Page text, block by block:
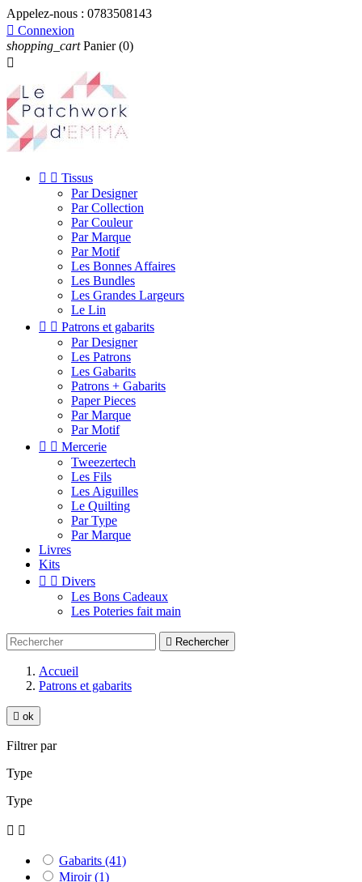
Appelez-nous : 0783508143
 Connexion
shopping_cart Panier (0)

  Tissus
Par Designer
Par Collection
Par Couleur
Par Marque
Par Motif
Les Bonnes Affaires
Les Bundles
Les Grandes Largeurs
Le Lin
  Patrons et gabarits
Par Designer
Les Patrons
Les Gabarits
Patrons + Gabarits
Paper Pieces
Par Marque
Par Motif
  Mercerie
Tweezertech
Les Fils
Les Aiguilles
Le Quilting
Par Type
Par Marque
Livres
Kits
  Divers
Les Bons Cadeaux
Les Poteries fait main
 Rechercher
Accueil
Patrons et gabarits
 ok
Filtrer par
Type
Type
 
Gabarits (41)
Miroir(1)